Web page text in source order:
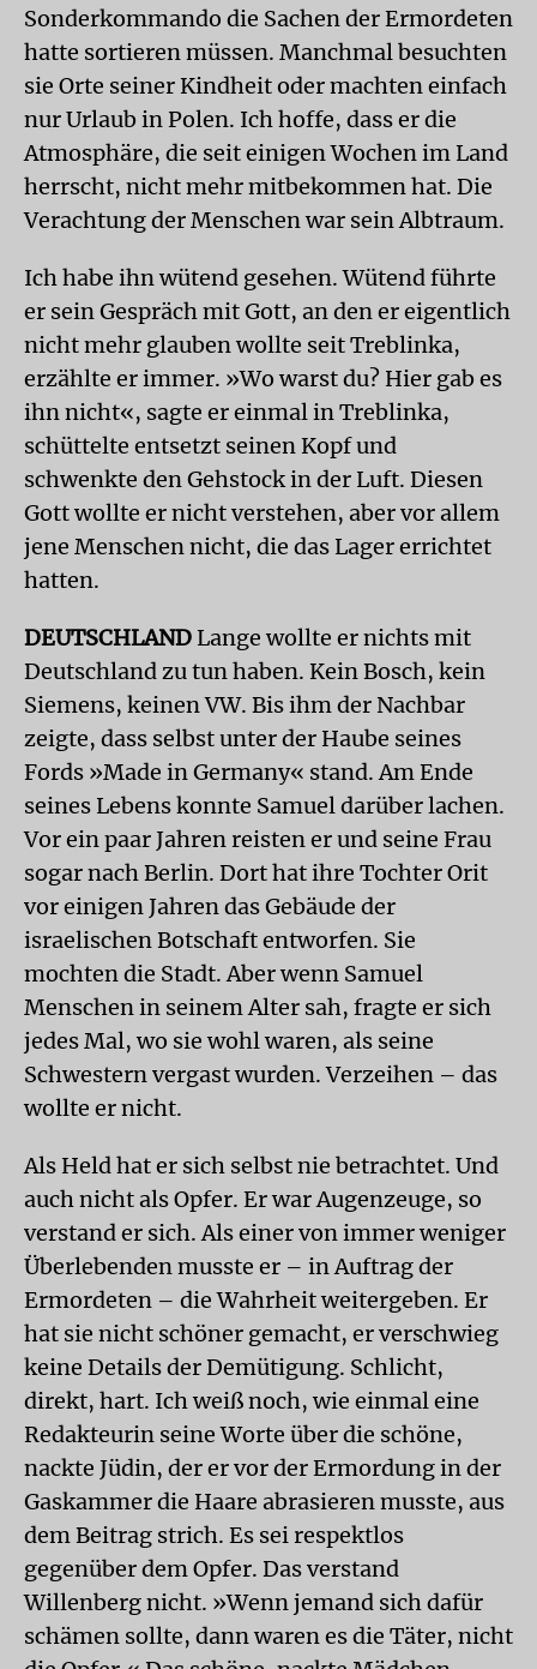
Sonderkommando die Sachen der Ermordeten
hatte sortieren müssen. Manchmal besuchten
sie Orte seiner Kindheit oder machten einfach
nur Urlaub in Polen. Ich hoffe, dass er die
Atmosphäre, die seit einigen Wochen im Land
herrscht, nicht mehr mitbekommen hat. Die
Verachtung der Menschen war sein Albtraum.
Ich habe ihn wütend gesehen. Wütend führte
er sein Gespräch mit Gott, an den er eigentlich
nicht mehr glauben wollte seit Treblinka,
erzählte er immer. »Wo warst du? Hier gab es
ihn nicht«, sagte er einmal in Treblinka,
schüttelte entsetzt seinen Kopf und
schwenkte den Gehstock in der Luft. Diesen
Gott wollte er nicht verstehen, aber vor allem
jene Menschen nicht, die das Lager errichtet
hatten.
DEUTSCHLAND Lange wollte er nichts mit
Deutschland zu tun haben. Kein Bosch, kein
Siemens, keinen VW. Bis ihm der Nachbar
zeigte, dass selbst unter der Haube seines
Fords »Made in Germany« stand. Am Ende
seines Lebens konnte Samuel darüber lachen.
Vor ein paar Jahren reisten er und seine Frau
sogar nach Berlin. Dort hat ihre Tochter Orit
vor einigen Jahren das Gebäude der
israelischen Botschaft entworfen. Sie
mochten die Stadt. Aber wenn Samuel
Menschen in seinem Alter sah, fragte er sich
jedes Mal, wo sie wohl waren, als seine
Schwestern vergast wurden. Verzeihen – das
wollte er nicht.
Als Held hat er sich selbst nie betrachtet. Und
auch nicht als Opfer. Er war Augenzeuge, so
verstand er sich. Als einer von immer weniger
Überlebenden musste er – in Auftrag der
Ermordeten – die Wahrheit weitergeben. Er
hat sie nicht schöner gemacht, er verschwieg
keine Details der Demütigung. Schlicht,
direkt, hart. Ich weiß noch, wie einmal eine
Redakteurin seine Worte über die schöne,
nackte Jüdin, der er vor der Ermordung in der
Gaskammer die Haare abrasieren musste, aus
dem Beitrag strich. Es sei respektlos
gegenüber dem Opfer. Das verstand
Willenberg nicht. »Wenn jemand sich dafür
schämen sollte, dann waren es die Täter, nicht